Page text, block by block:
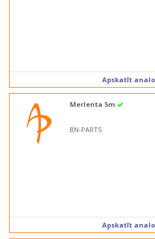
Apskatīt
Merlenta 5m
BN-PARTS
Apskatīt